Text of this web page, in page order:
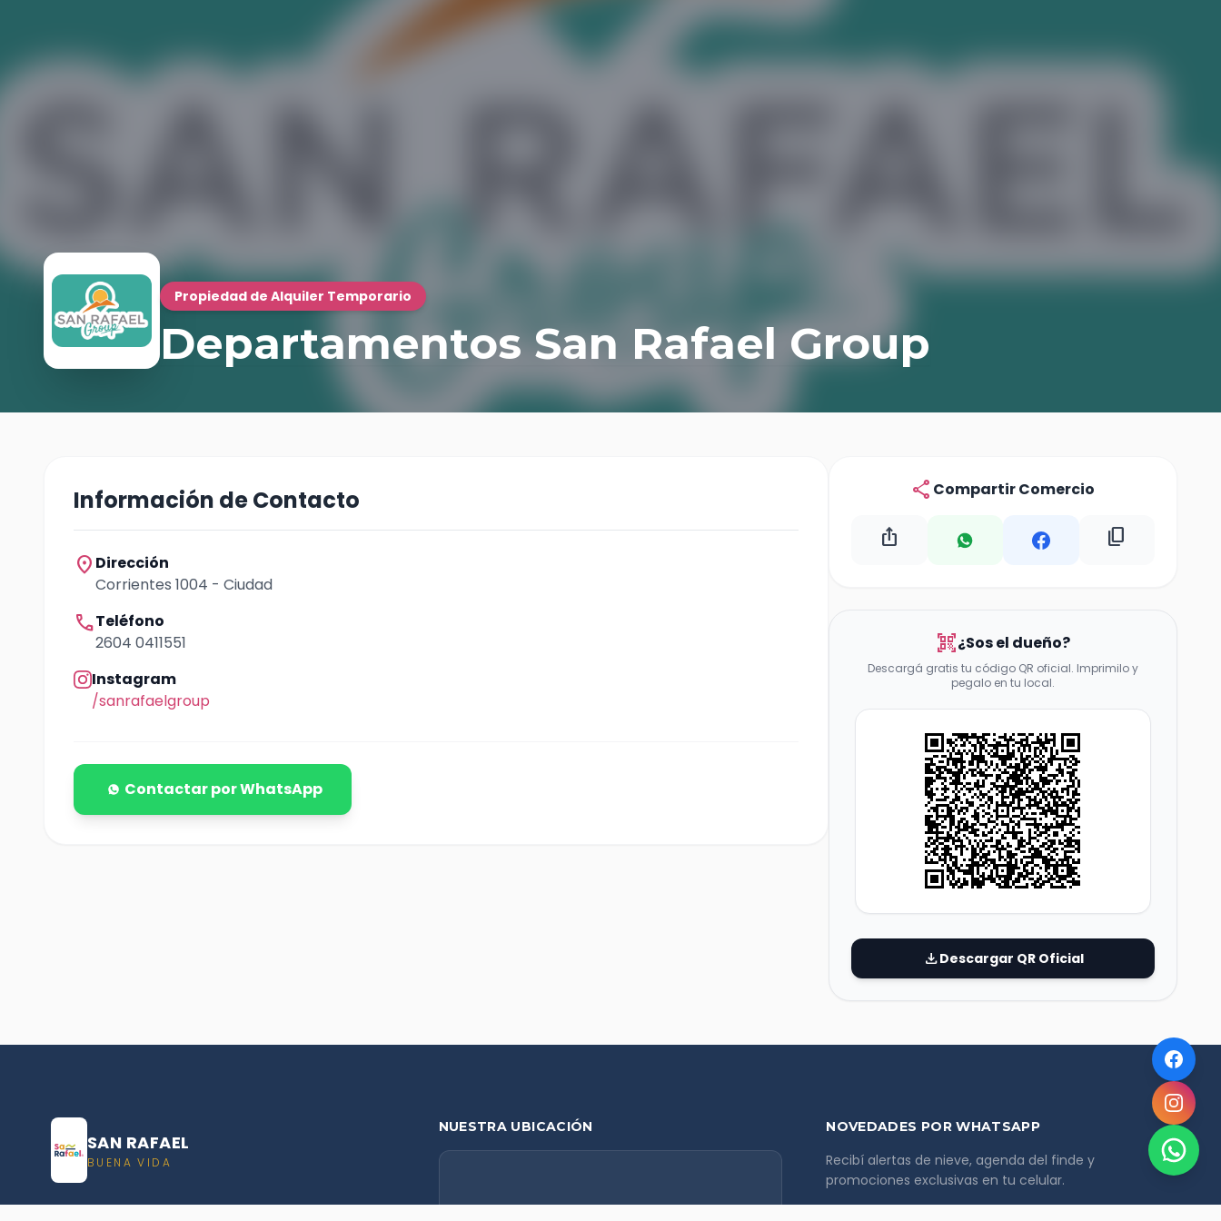
Propiedad de Alquiler Temporario
Departamentos San Rafael Group
Información de Contacto
location_on Dirección
Corrientes 1004 - Ciudad
callTeléfono
2604 0411551
Instagram
/sanrafaelgroup
Contactar por WhatsApp
share Compartir Comercio
ios_share content_copy
qr_code_scanner¿Sos el dueño?
Descargá gratis tu código QR oficial. Imprimilo y
pegalo en tu local.
downloadDescargar QR Oficial
SAN RAFAEL
BUENA VIDA
NUESTRA UBICACIÓN NOVEDADES POR WHATSAPP
Recibí alertas de nieve, agenda del finde y
promociones exclusivas en tu celular.